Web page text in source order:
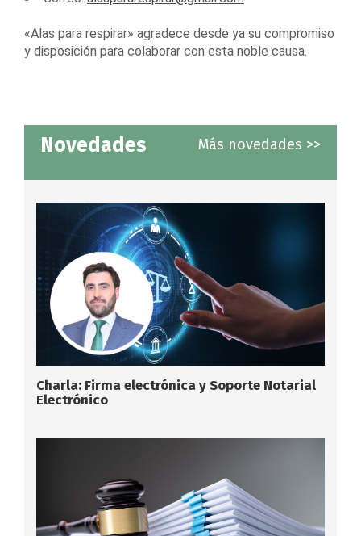
«Alas para respirar» agradece desde ya su compromiso
y disposición para colaborar con esta noble causa.
Novedades Más novedades >>
Charla: Firma electrónica y Soporte Notarial
Electrónico